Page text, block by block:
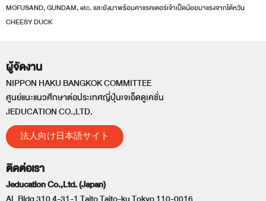
MOFUSAND, GUNDAM, etc. และยังมาพร้อมคาแรคเตอร์เจ้าเป็ดน้อยมาแรงจากไต้หวัน
CHEESY DUCK
ผู้จัดงาน
NIPPON HAKU BANGKOK COMMITTEE
ศูนย์แนะแนวศึกษาต่อประเทศญี่ปุ่นเจเอ็ดดูเคชั่น
JEDUCATION CO.,LTD.
法人向け日本語サイト
ติดต่อเรา
Jeducation Co.,Ltd. (Japan)